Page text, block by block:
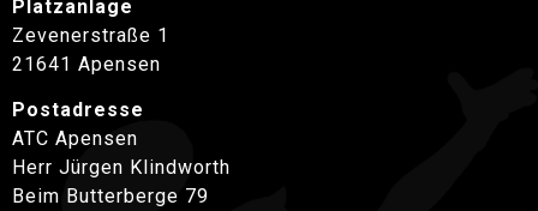
Platzanlage
Zevenerstraße 1
21641 Apensen
Postadresse
ATC Apensen
Herr Jürgen Klindworth
Beim Butterberge 79